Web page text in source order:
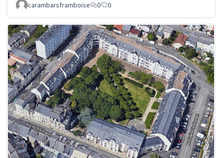
carambarsframboise 0 0